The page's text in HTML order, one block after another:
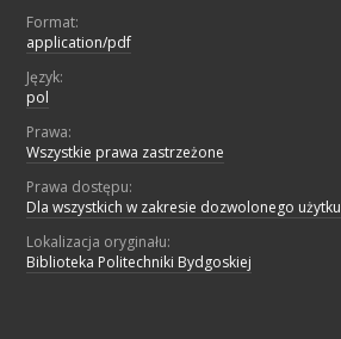
Format:
application/pdf
Język:
pol
Prawa:
Wszystkie prawa zastrzeżone
Prawa dostępu:
Dla wszystkich w zakresie dozwolonego użytku
Lokalizacja oryginału:
Biblioteka Politechniki Bydgoskiej